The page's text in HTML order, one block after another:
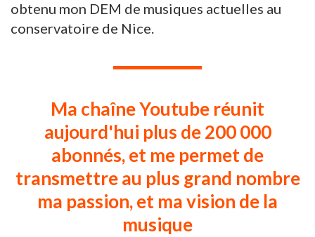
obtenu mon DEM de musiques actuelles au
conservatoire de Nice.
Ma chaîne Youtube réunit
aujourd'hui plus de 200 000
abonnés, et me permet de
transmettre au plus grand nombre
ma passion, et ma vision de la
musique